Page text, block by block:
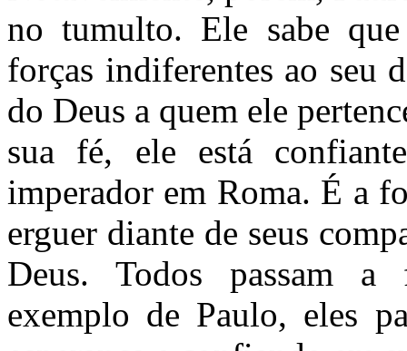
no tumulto. Ele sabe
forças indiferentes ao seu
do Deus a quem ele
sua fé, ele está
imperador em Roma. É a
erguer diante de seus
Deus. Todos passam a
exemplo de Paulo, eles